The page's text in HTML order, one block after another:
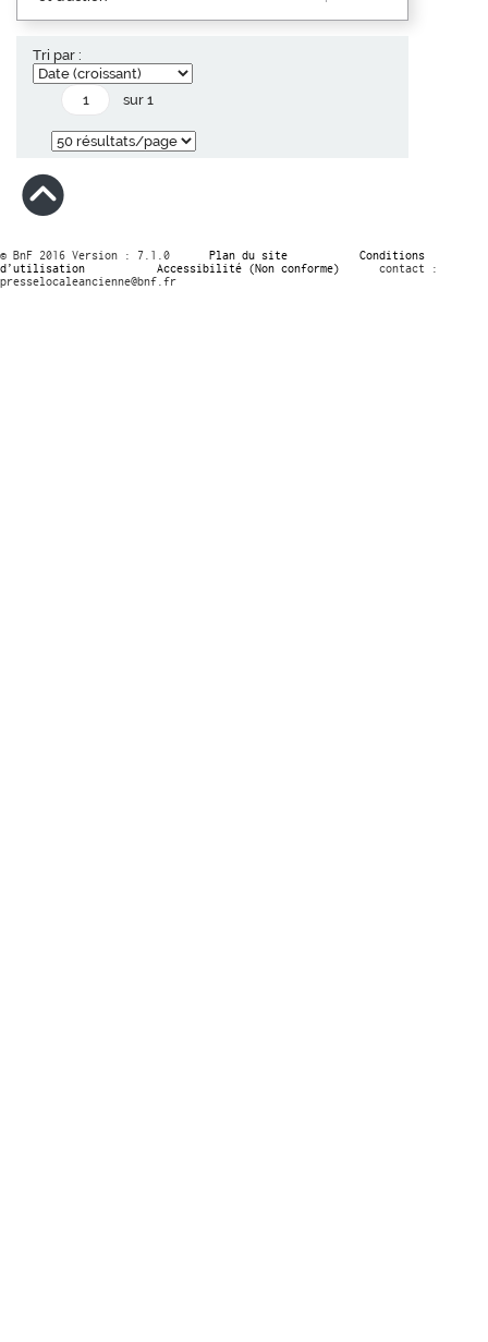
Tri par :
sur 1
© BnF 2016 Version : 7.1.0 Plan du site
Conditions
d’utilisation
Accessibilité (Non conforme)
contact :
presselocaleancienne@bnf.fr